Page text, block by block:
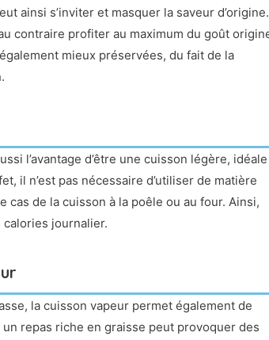
ainsi s’inviter et masquer la saveur d’origine.
contraire profiter au maximum du goût
mieux préservées, du fait de la
l’avantage d’être une cuisson légère, idéale
il n’est pas nécessaire d’utiliser de matière
cas de la cuisson à la poêle ou au four. Ainsi,
journalier.
la cuisson vapeur permet également de
repas riche en graisse peut provoquer des